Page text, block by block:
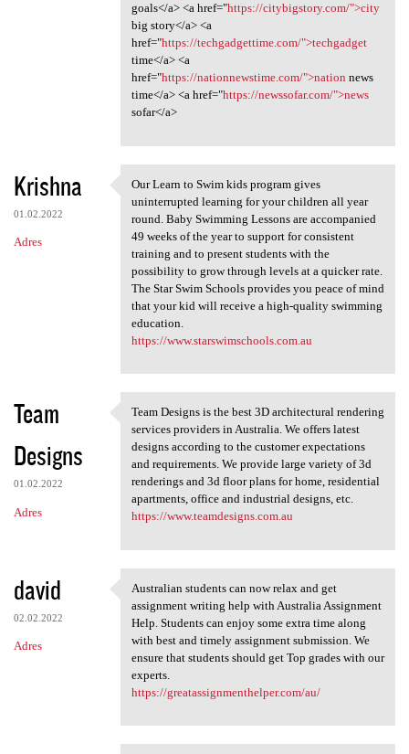
goals</a> <a href="https://citybigstory.com/">city
big story</a> <a
href="https://techgadgettime.com/">techgadget
time</a> <a
href="https://nationnewstime.com/">nation news
time</a> <a href="https://newssofar.com/">news
sofar</a>
Krishna
01.02.2022
Adres
Our Learn to Swim kids
Our Learn to Swim kids program gives
uninterrupted learning for your children all year
round. Baby Swimming Lessons are accompanied
49 weeks of the year to support for consistent
training and to present students with the
possibility to grow through levels at a quicker rate.
The Star Swim Schools provides you peace of mind
that your kid will receive a high-quality swimming
education.
https://www.starswimschools.com.au
Team
Designs
01.02.2022
Adres
Team Designs is the best 3D
Team Designs is the best 3D architectural rendering
services providers in Australia. We offers latest
designs according to the customer expectations
and requirements. We provide large variety of 3d
renderings and 3d floor plans for home, residential
apartments, office and industrial designs, etc.
https://www.teamdesigns.com.au
david
02.02.2022
Adres
Australian students can now
Australian students can now relax and get
assignment writing help with Australia Assignment
Help. Students can enjoy some extra time along
with best and timely assignment submission. We
ensure that students should get Top grades with our
experts.
https://greatassignmenthelper.com/au/